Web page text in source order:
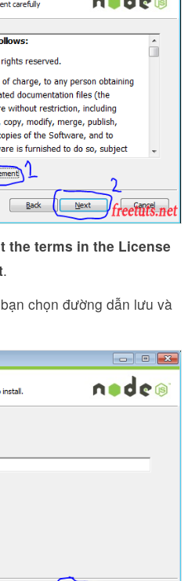
the terms in the License
.
chọn đường dẫn lưu và